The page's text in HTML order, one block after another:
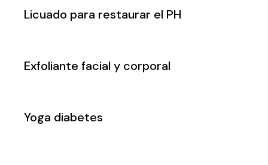
Licuado para restaurar el PH
Exfoliante facial y corporal
Yoga diabetes